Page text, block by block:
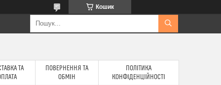
Кошик
ТА
ПОВЕРНЕННЯ ТА
ОБМІН
ПОЛІТИКА
КОНФІДЕНЦІЙНОСТІ